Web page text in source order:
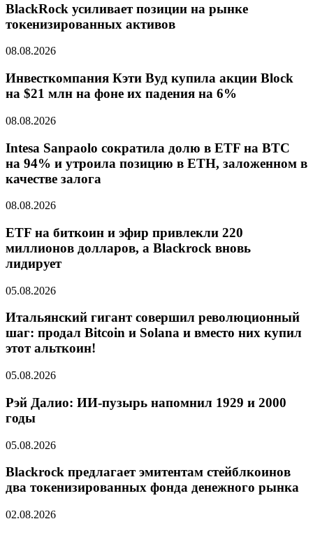
BlackRock усиливает позиции на рынке
токенизированных активов
08.08.2026
Инвесткомпания Кэти Вуд купила акции Block
на $21 млн на фоне их падения на 6%
08.08.2026
Intesa Sanpaolo сократила долю в ETF на BTC
на 94% и утроила позицию в ETH, заложенном в
качестве залога
08.08.2026
ETF на биткоин и эфир привлекли 220
миллионов долларов, а Blackrock вновь
лидирует
05.08.2026
Итальянский гигант совершил революционный
шаг: продал Bitcoin и Solana и вместо них купил
этот альткоин!
05.08.2026
Рэй Далио: ИИ-пузырь напомнил 1929 и 2000
годы
05.08.2026
Blackrock предлагает эмитентам стейблкоинов
два токенизированных фонда денежного рынка
02.08.2026